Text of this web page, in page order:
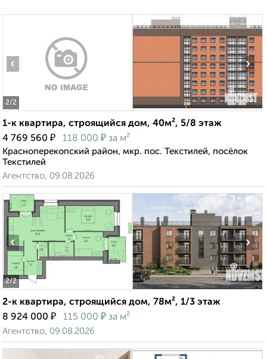
2/2
‹ ›
1-к квартира, строящийся дом, 40м², 5/8 этаж
4 769 560 ₽ 118 000 ₽ за м²
Красноперекопский район, мкр. пос. Текстилей, посёлок
Текстилей
Агентство, 09.08.2026
2/2
‹ ›
2-к квартира, строящийся дом, 78м², 1/3 этаж
8 924 000 ₽ 115 000 ₽ за м²
Агентство, 09.08.2026